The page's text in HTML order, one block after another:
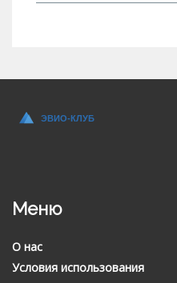
Меню
О нас
Условия использования